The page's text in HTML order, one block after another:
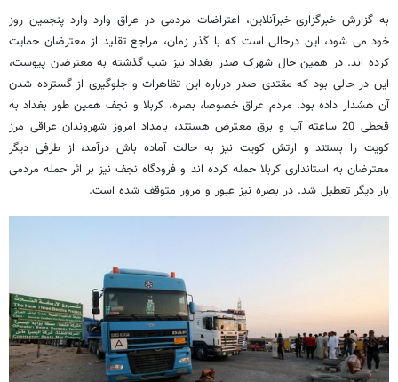
به گزارش خبرگزاری خبرآنلاین، اعتراضات مردمی در عراق وارد وارد پنجمین روز
خود می شود، این درحالی است که با گذر زمان، مراجع تقلید از معترضان حمایت
کرده اند. در همین حال شهرک صدر بغداد نیز شب گذشته به معترضان پیوست،
این در حالی بود که مقتدی صدر درباره این تظاهرات و جلوگیری از گسترده شدن
آن هشدار داده بود. مردم عراق خصوصا، بصره، کربلا و نجف همین طور بغداد به
قحطی 20 ساعته آب و برق معترض هستند، بامداد امروز شهروندان عراقی مرز
کویت را بستند و ارتش کویت نیز به حالت آماده باش درآمد، از طرفی دیگر
معترضان به استانداری کربلا حمله کرده اند و فرودگاه نجف نیز بر اثر حمله مردمی
بار دیگر تعطیل شد. در بصره نیز عبور و مرور متوقف شده است.